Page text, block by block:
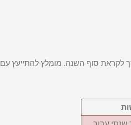
לקראת סוף השנה. מומלץ להתייעץ עם